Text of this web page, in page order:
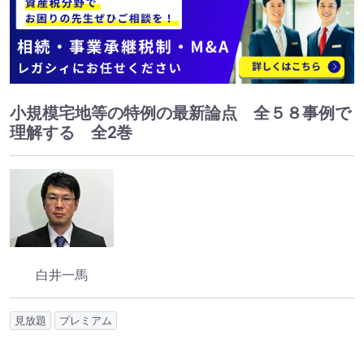
小規模宅地等の特例の最新論点 全５８事例で
理解する 全2巻
白井一馬
見放題 プレミアム